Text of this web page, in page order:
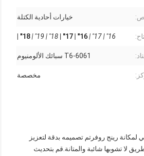
خيارات أحادية الكتلة
16" | 17" |
16" | 17" |
18" | 19" |
18" |
6061-T6 سبائك الألومنيوم
مخصصة
رينج روفر الخاصة بنا هذه التحفة 23 بوصةتكميل مثالي لمكانة رينج روفرتم تصميمه بدقة لتعزيز
لا تشوبها شائبة والمتانة.قم بتحديث